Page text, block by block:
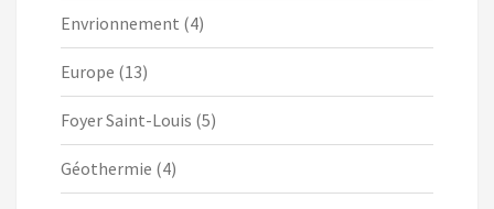
Envrionnement (4)
Europe (13)
Foyer Saint-Louis (5)
Géothermie (4)